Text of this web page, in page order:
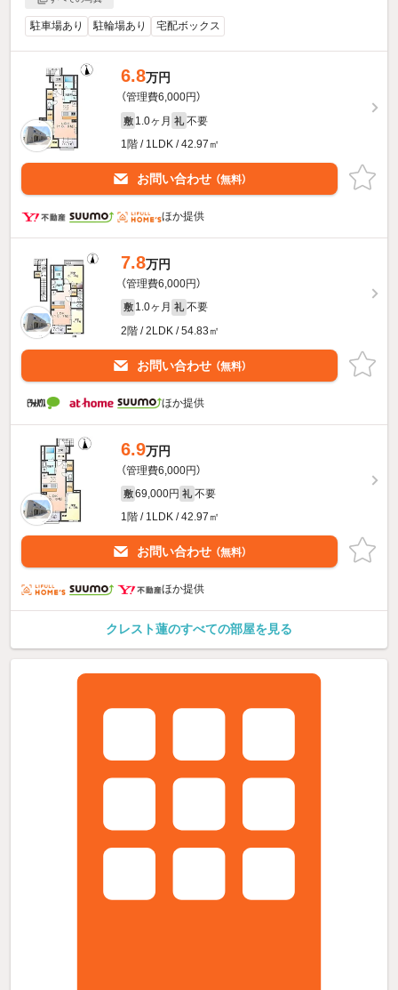
駐車場あり 駐輪場あり 宅配ボックス
6.8万円
（管理費6,000円）
敷 1.0ヶ月 礼 不要
1階 / 1LDK / 42.97㎡
お問い合わせ （無料）
ほか提供
7.8万円
（管理費6,000円）
敷 1.0ヶ月 礼 不要
2階 / 2LDK / 54.83㎡
お問い合わせ （無料）
ほか提供
6.9万円
（管理費6,000円）
敷 69,000円 礼 不要
1階 / 1LDK / 42.97㎡
お問い合わせ （無料）
ほか提供
クレスト蓮のすべての部屋を見る